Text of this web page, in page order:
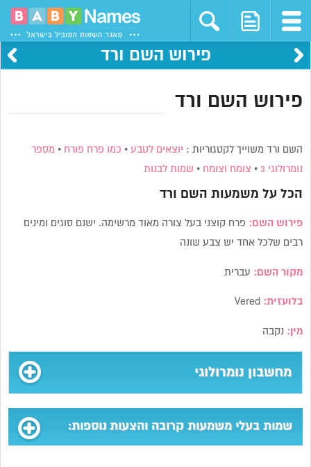
פירוש השם ורד
פירוש השם ורד
השם ורד משוייך לקטגוריות : יוצאים לטבע • כמו פרח פורח • מספר
נומרולוגי 3 • צומח וצומח • שמות לבנות
הכל על משמעות השם ורד
פירוש השם: פרח קוצני בעל צורה מאוד מרשימה. ישנם סוגים ומינים
רבים שלכל אחד יש צבע שונה
מקור השם: עברית
בלועזית:
מין: נקבה
מחשבון נומרולוגי
שמות בעלי משמעות קרובה והצעות נוספות: